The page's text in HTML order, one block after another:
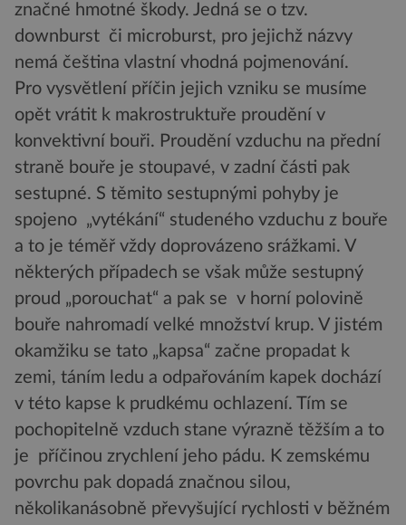
značné hmotné škody. Jedná se o tzv.
downburst či microburst, pro jejichž názvy
nemá čeština vlastní vhodná pojmenování.
Pro vysvětlení příčin jejich vzniku se musíme
opět vrátit k makrostruktuře proudění v
konvektivní bouři. Proudění vzduchu na přední
straně bouře je stoupavé, v zadní části pak
sestupné. S těmito sestupnými pohyby je
spojeno „vytékání“ studeného vzduchu z bouře
a to je téměř vždy doprovázeno srážkami. V
některých případech se však může sestupný
proud „porouchat“ a pak se v horní polovině
bouře nahromadí velké množství krup. V jistém
okamžiku se tato „kapsa“ začne propadat k
zemi, táním ledu a odpařováním kapek dochází
v této kapse k prudkému ochlazení. Tím se
pochopitelně vzduch stane výrazně těžším a to
je příčinou zrychlení jeho pádu. K zemskému
povrchu pak dopadá značnou silou,
několikanásobně převyšující rychlosti v běžném